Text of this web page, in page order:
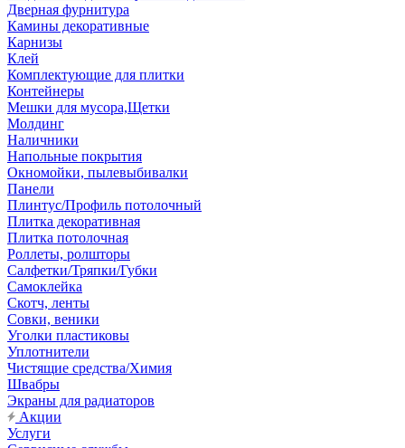
Дверная фурнитура
Камины декоративные
Карнизы
Клей
Комплектующие для плитки
Контейнеры
Мешки для мусора,Щетки
Молдинг
Наличники
Напольные покрытия
Окномойки, пылевыбивалки
Панели
Плинтус/Профиль потолочный
Плитка декоративная
Плитка потолочная
Роллеты, ролшторы
Салфетки/Тряпки/Губки
Самоклейка
Скотч, ленты
Совки, веники
Уголки пластиковы
Уплотнители
Чистящие средства/Химия
Швабры
Экраны для радиаторов
Акции
Услуги